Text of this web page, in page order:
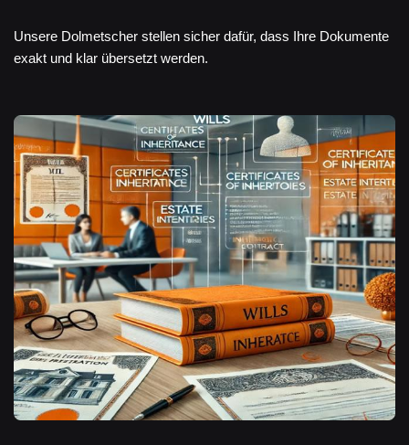
Unsere Dolmetscher stellen sicher dafür, dass Ihre Dokumente
exakt und klar übersetzt werden.